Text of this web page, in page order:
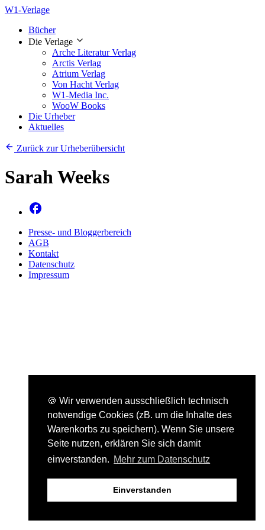
🍪 Wir verwenden ausschließlich technisch
notwendige Cookies (zB. um die Inhalte des
Warenkorbs zu speichern). Wenn Sie unsere
Seite nutzen, erklären Sie sich damit
einverstanden. Mehr zum Datenschutz
Einverstanden
W1-Verlage
Bücher
Die Verlage
Arche Literatur Verlag
Arctis Verlag
Atrium Verlag
Von Hacht Verlag
W1-Media Inc.
WooW Books
Die Urheber
Aktuelles
Zurück zur Urheberübersicht
Sarah Weeks
Presse- und Bloggerbereich
AGB
Kontakt
Datenschutz
Impressum